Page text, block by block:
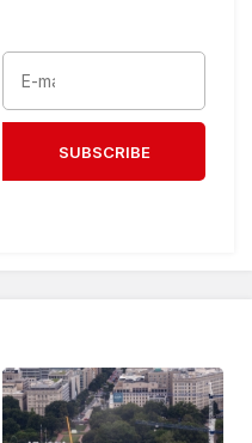
SUBSCRIBE